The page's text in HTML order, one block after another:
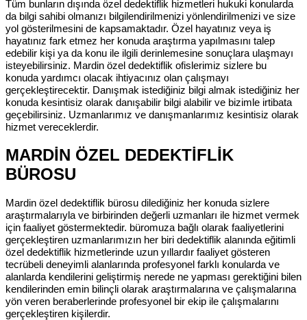
Tüm bunların dışında özel dedektiflik hizmetleri hukuki konularda
da bilgi sahibi olmanızı bilgilendirilmenizi yönlendirilmenizi ve size
yol gösterilmesini de kapsamaktadır. Özel hayatınız veya iş
hayatınız fark etmez her konuda araştırma yapılmasını talep
edebilir kişi ya da konu ile ilgili derinlemesine sonuçlara ulaşmayı
isteyebilirsiniz. Mardin özel dedektiflik ofislerimiz sizlere bu
konuda yardımcı olacak ihtiyacınız olan çalışmayı
gerçekleştirecektir. Danışmak istediğiniz bilgi almak istediğiniz her
konuda kesintisiz olarak danışabilir bilgi alabilir ve bizimle irtibata
geçebilirsiniz. Uzmanlarımız ve danışmanlarımız kesintisiz olarak
hizmet vereceklerdir.
MARDİN ÖZEL DEDEKTİFLİK
BÜROSU
Mardin özel dedektiflik bürosu dilediğiniz her konuda sizlere
araştırmalarıyla ve birbirinden değerli uzmanları ile hizmet vermek
için faaliyet göstermektedir. büromuza bağlı olarak faaliyetlerini
gerçekleştiren uzmanlarımızın her biri dedektiflik alanında eğitimli
özel dedektiflik hizmetlerinde uzun yıllardır faaliyet gösteren
tecrübeli deneyimli alanlarında profesyonel farklı konularda ve
alanlarda kendilerini geliştirmiş nerede ne yapması gerektiğini bilen
kendilerinden emin bilinçli olarak araştırmalarına ve çalışmalarına
yön veren beraberlerinde profesyonel bir ekip ile çalışmalarını
gerçekleştiren kişilerdir.